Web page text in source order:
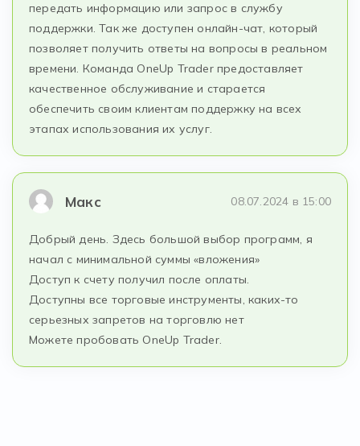
передать информацию или запрос в службу
поддержки. Так же доступен онлайн-чат, который
позволяет получить ответы на вопросы в реальном
времени. Команда OneUp Trader предоставляет
качественное обслуживание и старается
обеспечить своим клиентам поддержку на всех
этапах использования их услуг.
Макс 08.07.2024 в 15:00
Добрый день. Здесь большой выбор программ, я
начал с минимальной суммы «вложения»
Доступ к счету получил после оплаты.
Доступны все торговые инструменты, каких-то
серьезных запретов на торговлю нет
Можете пробовать OneUp Trader.